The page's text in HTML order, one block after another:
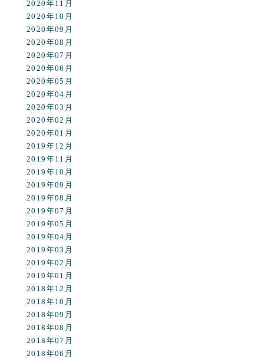
2020年11月
2020年10月
2020年09月
2020年08月
2020年07月
2020年06月
2020年05月
2020年04月
2020年03月
2020年02月
2020年01月
2019年12月
2019年11月
2019年10月
2019年09月
2019年08月
2019年07月
2019年05月
2019年04月
2019年03月
2019年02月
2019年01月
2018年12月
2018年10月
2018年09月
2018年08月
2018年07月
2018年06月